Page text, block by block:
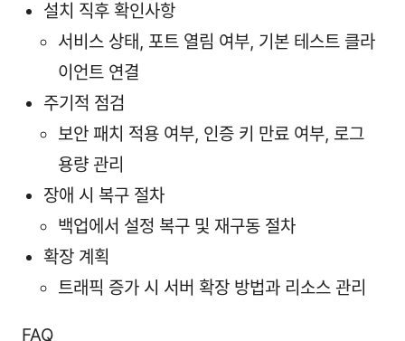
설치 직후 확인사항
서비스 상태, 포트 열림 여부, 기본 테스트 클라
이언트 연결
주기적 점검
보안 패치 적용 여부, 인증 키 만료 여부, 로그
용량 관리
장애 시 복구 절차
백업에서 설정 복구 및 재구동 절차
확장 계획
트래픽 증가 시 서버 확장 방법과 리소스 관리
FAQ